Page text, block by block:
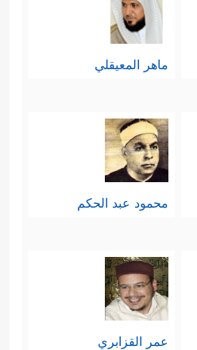
ماهر المعيقلي
محمود عبد الحكم
عمر القزابري